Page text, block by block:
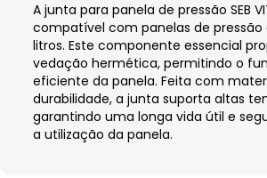
A junta para panela de pressão SEB
compatível com panelas de pressão
litros. Este componente essencial
vedação hermética, permitindo o
eficiente da panela. Feita com
durabilidade, a junta suporta altas
garantindo uma longa vida útil e
a utilização da panela.